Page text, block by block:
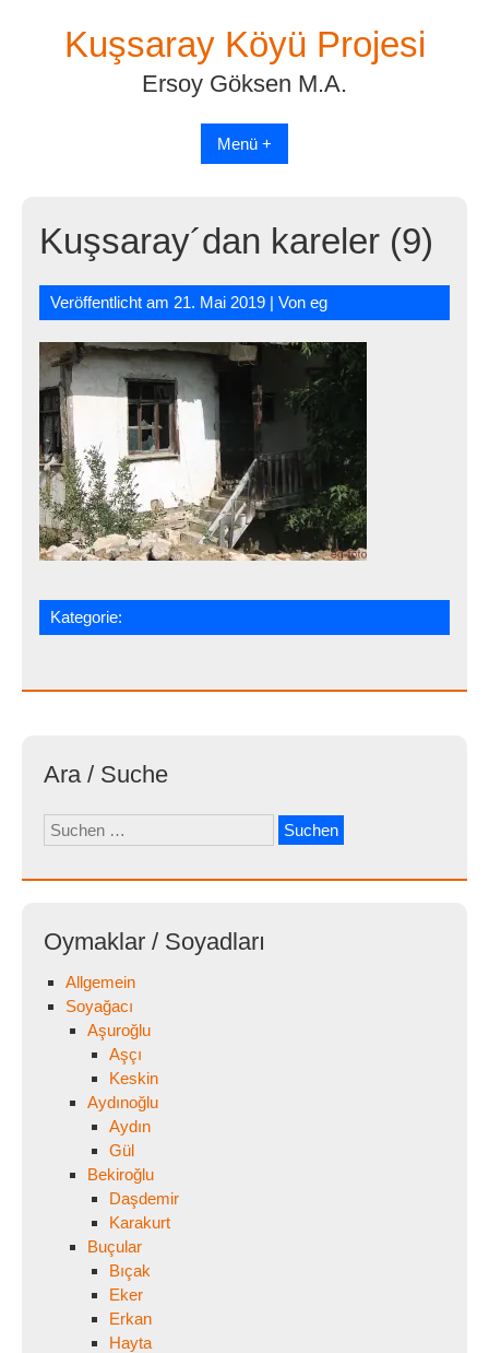
Kuşsaray Köyü Projesi
Ersoy Göksen M.A.
Menü +
Kuşsaray´dan kareler (9)
Veröffentlicht am 21. Mai 2019 | Voneg
Kategorie:
Ara / Suche
Suchen
nach:
Oymaklar / Soyadları
Allgemein
Soyağacı
Aşuroğlu
Aşçı
Keskin
Aydınoğlu
Aydın
Gül
Bekiroğlu
Daşdemir
Karakurt
Buçular
Bıçak
Eker
Erkan
Hayta